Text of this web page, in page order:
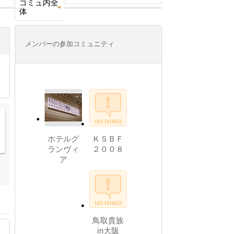
コミュ内全
体
メンバーの参加コミュニティ
ホテルグ
ランヴィ
ア
ＫＳＢＦ
２００８
鳥取貴族
in大阪